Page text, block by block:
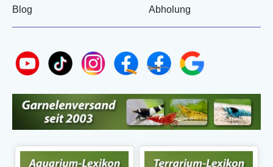
Blog
Abholung